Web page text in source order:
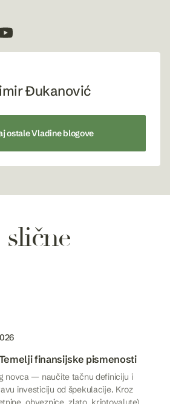
Đukanović
ostale Vladine blogove
slične
finansijske pismenosti
novca — naučite tačnu definiciju i
investiciju od špekulacije. Kroz